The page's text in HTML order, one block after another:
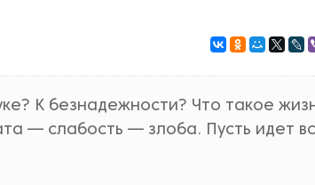
К безнадежности? Что такое
— слабость — злоба. Пусть идет